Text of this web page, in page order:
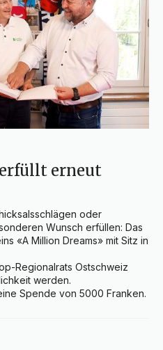
erneut
oder
Wunsch erfüllen: Das
«A Million Dreams» mit Sitz in
Regionalrats Ostschweiz
werden.
Spende von 5000 Franken.